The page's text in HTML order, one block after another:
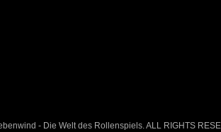
- Die Welt des Rollenspiels. ALL RIGHTS